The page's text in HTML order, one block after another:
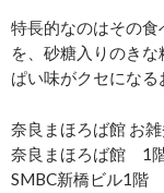
特長的なのはその
を、砂糖入りのき
ぱい味がクセになる
奈良まほろば館 お
奈良まほろば館 1
SMBC新橋ビル1階